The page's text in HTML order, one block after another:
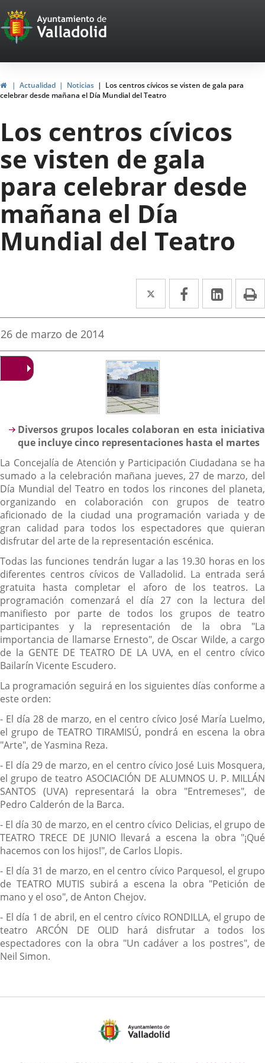
Portal
Web
del
Ayuntamiento
de
Valladolid
InicioActualidad Noticias
Los centros cívicos se visten de gala para
celebrar desde mañana el Día Mundial del Teatro
Los centros cívicos
se visten de gala
para celebrar desde
mañana el Día
Mundial del Teatro
Twitter
Enlace
a
aplicación
externa.
Facebook
Enlace
a
aplicación
Enlace
a
Fecha
la
noticia
26 de marzo de 2014
Descripción
Diversos grupos locales colaboran en esta iniciativa
que incluye cinco representaciones hasta el martes
La Concejalía de Atención y Participación Ciudadana se ha
sumado a la celebración mañana jueves, 27 de marzo, del
Día Mundial del Teatro en todos los rincones del planeta,
organizando en colaboración con grupos de teatro
aficionado de la ciudad una programación variada y de
gran calidad para todos los espectadores que quieran
disfrutar del arte de la representación escénica.
Todas las funciones tendrán lugar a las 19.30 horas en los
diferentes centros cívicos de Valladolid. La entrada será
gratuita hasta completar el aforo de los teatros. La
programación comenzará el día 27 con la lectura del
manifiesto por parte de todos los grupos de teatro
participantes y la representación de la obra "La
importancia de llamarse Ernesto", de Oscar Wilde, a cargo
de la GENTE DE TEATRO DE LA UVA, en el centro cívico
Bailarín Vicente Escudero.
La programación seguirá en los siguientes días conforme a
este orden:
- El día 28 de marzo, en el centro cívico José María Luelmo,
el grupo de TEATRO TIRAMISÚ, pondrá en escena la obra
"Arte", de Yasmina Reza.
- El día 29 de marzo, en el centro cívico José Luis Mosquera,
el grupo de teatro ASOCIACIÓN DE ALUMNOS U. P. MILLÁN
SANTOS (UVA) representará la obra "Entremeses", de
Pedro Calderón de la Barca.
- El día 30 de marzo, en el centro cívico Delicias, el grupo de
TEATRO TRECE DE JUNIO llevará a escena la obra "¡Qué
hacemos con los hijos!", de Carlos Llopis.
- El día 31 de marzo, en el centro cívico Parquesol, el grupo
de TEATRO MUTIS subirá a escena la obra "Petición de
mano y el oso", de Anton Chejov.
- El día 1 de abril, en el centro cívico RONDILLA, el grupo de
teatro ARCÓN DE OLID hará disfrutar a todos los
espectadores con la obra "Un cadáver a los postres", de
Neil Simon.